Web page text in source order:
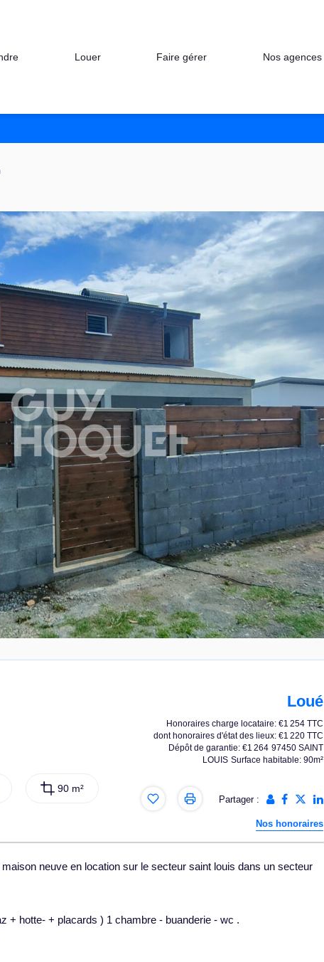
Louer Faire gérer Nos agences
90 m²
Loué
Honoraires charge locataire: €1 254 TTC
dont honoraires d'état des lieux: €1 220 TTC
Dépôt de garantie: €1 264 97450 SAINT
LOUIS Surface habitable: 90m²
Partager :
Nos honoraires
neuve en location sur le secteur saint louis dans un secteur
+ hotte- + placards ) 1 chambre - buanderie - wc .